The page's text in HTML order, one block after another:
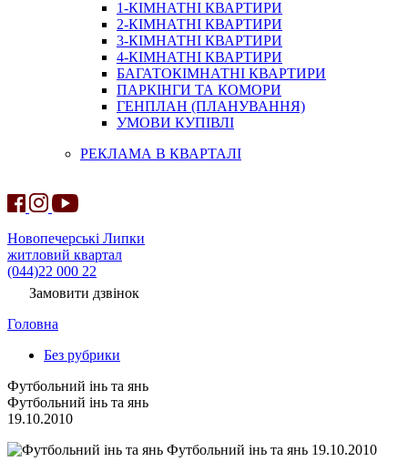
1-КІМНАТНІ КВАРТИРИ
2-КІМНАТНІ КВАРТИРИ
3-КІМНАТНІ КВАРТИРИ
4-КІМНАТНІ КВАРТИРИ
БАГАТОКІМНАТНІ КВАРТИРИ
ПАРКІНГИ ТА КОМОРИ
ГЕНПЛАН (ПЛАНУВАННЯ)
УМОВИ КУПІВЛІ
РЕКЛАМА В КВАРТАЛІ
Новопечерські Липки
житловий квартал
(044)22 000 22
Замовити дзвінок
Головна
Без рубрики
Футбольний інь та янь
Футбольний інь та янь
19.10.2010
Футбольний інь та янь 19.10.2010